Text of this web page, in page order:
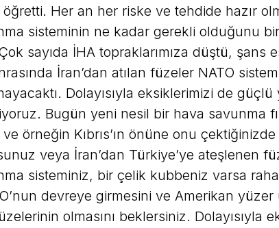
Her an her riske ve tehdide hazır
sisteminin ne kadar gerekli olduğunu
sayıda İHA topraklarımıza düştü, şans
İran’dan atılan füzeler NATO
Dolayısıyla eksiklerimizi de güçlü
Bugün yeni nesil bir hava savunma
örneğin Kıbrıs’ın önüne onu
veya İran’dan Türkiye’ye ateşlenen
sisteminiz, bir çelik kubbeniz varsa
devreye girmesini ve Amerikan yüzer
olmasını beklersiniz. Dolayısıyla